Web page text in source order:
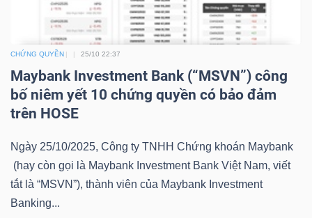
CHỨNG QUYỀN 25/10 22:37
Maybank Investment Bank (“MSVN”) công
bố niêm yết 10 chứng quyền có bảo đảm
trên HOSE
Ngày 25/10/2025, Công ty TNHH Chứng khoán Maybank
(hay còn gọi là Maybank Investment Bank Việt Nam, viết
tắt là “MSVN”), thành viên của Maybank Investment
Banking...
Ngành
VS-
SECTOR
NĂNG